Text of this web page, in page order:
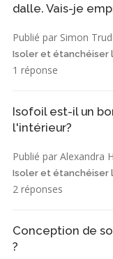
dalle. Vais-je
Publié par Simon
Isoler et étanchéiser
1 réponse
Isofoil est-il un
l'intérieur?
Publié par Alexandra
Isoler et étanchéiser
2 réponses
Conception de
?